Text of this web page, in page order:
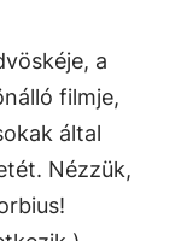
a
filmje,
által
Nézzük,